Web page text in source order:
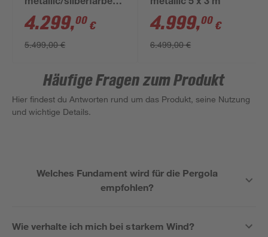
metallic/silberfarben
4,5 x 3 m
4.299,00 €
5.499,00 €
metallic 5 x 3 m
4.999,00 €
6.499,00 €
Häufige Fragen zum Produkt
Hier findest du Antworten rund um das Produkt, seine Nutzung
und wichtige Details.
Welches Fundament wird für die Pergola
empfohlen?
Wie verhalte ich mich bei starkem Wind?